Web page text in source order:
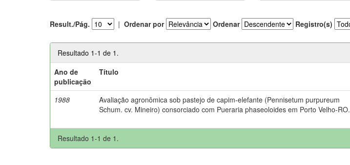
Result./Pág. | Ordenar por Ordenar Registro(s)
Resultado 1-1 de 1.
Ano de
publicação
Título
1988
Avaliação agronômica sob pastejo de capim-elefante (Pennisetum purpureum
Schum. cv. Mineiro) consorciado com Pueraria phaseoloides em Porto Velho-RO.
Resultado 1-1 de 1.